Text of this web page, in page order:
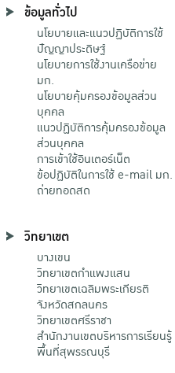
ข้อมูลทั่วไป
นโยบายและแนวปฏิบัติการใช้
ปัญญาประดิษฐ์
นโยบายการใช้งานเครือข่าย
มก.
นโยบายคุ้มครองข้อมูลส่วน
บุคคล
แนวปฏิบัติการคุ้มครองข้อมูล
ส่วนบุคคล
การเข้าใช้อินเตอร์เน็ต
ข้อปฏิบัติในการใช้ e-mail มก.
ถ่ายทอดสด
วิทยาเขต
บางเขน
วิทยาเขตกําแพงแสน
วิทยาเขตเฉลิมพระเกียรติ
จังหวัดสกลนคร
วิทยาเขตศรีราชา
สำนักงานเขตบริหารการเรียนรู้
พื้นที่สุพรรณบุรี